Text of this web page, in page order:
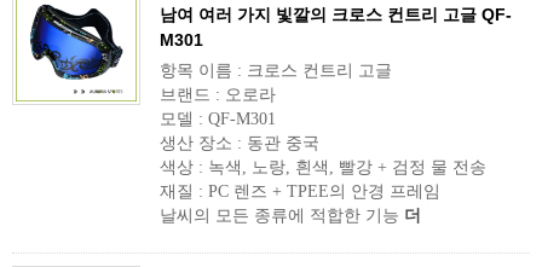
남여 여러 가지 빛깔의 크로스 컨트리 고글 QF-
M301
항목 이름 : 크로스 컨트리 고글
브랜드 : 오로라
모델 : QF-M301
생산 장소 : 동관 중국
색상 : 녹색, 노랑, 흰색, 빨강 + 검정 물 전송
재질 : PC 렌즈 + TPEE의 안경 프레임
날씨의 모든 종류에 적합한 기능 더